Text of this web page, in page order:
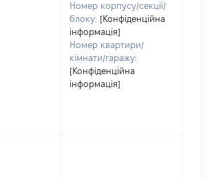
Номер корпусу/секції/
блоку: [Конфіденційна
інформація]
Номер квартири/
кімнати/гаражу:
[Конфіденційна
інформація]